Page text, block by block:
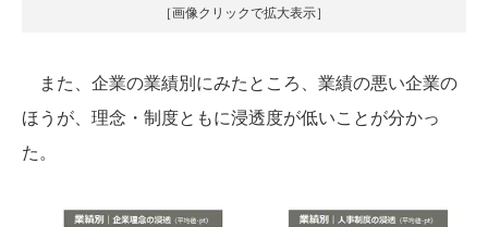
［画像クリックで拡大表示］
また、企業の業績別にみたところ、業績の悪い企業の
ほうが、理念・制度ともに浸透度が低いことが分かっ
た。